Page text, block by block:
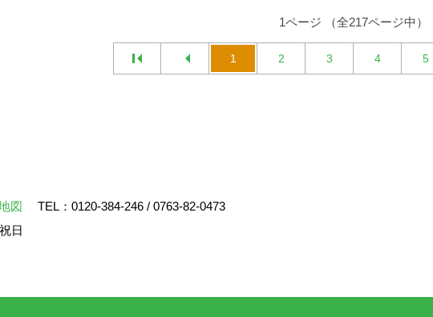
1ページ （全217ページ中）
1 2 3 4 5
図 TEL： 0120-384-246 / 0763-82-0473
日